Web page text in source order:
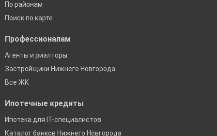
По районам
Поиск по карте
Профессионалам
Агенты и риэлторы
Застройщики Нижнего Новгорода
Все ЖК
Ипотечные кредиты
Ипотека для IT-специалистов
Каталог банков Нижнего Новгорода